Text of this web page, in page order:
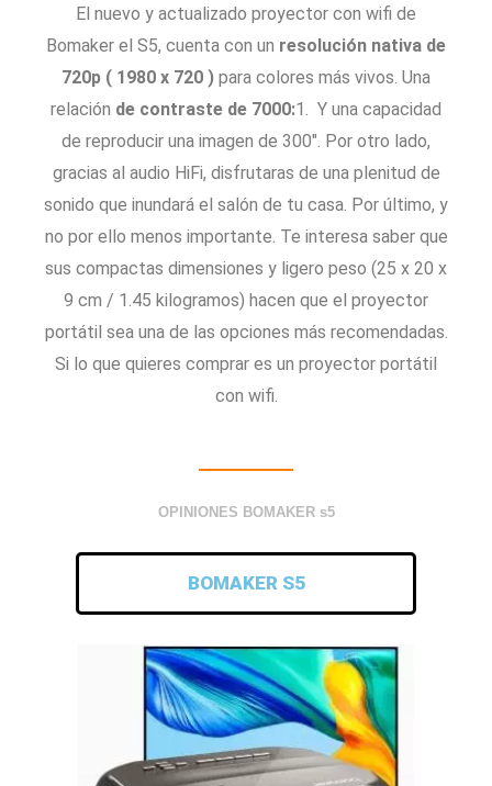
El nuevo y actualizado proyector con wifi de
Bomaker el S5, cuenta con un resolución nativa de
720p ( 1980 x 720 ) para colores más vivos. Una
relación de contraste de 7000:1. Y una capacidad
de reproducir una imagen de 300″. Por otro lado,
gracias al audio HiFi, disfrutaras de una plenitud de
sonido que inundará el salón de tu casa. Por último, y
no por ello menos importante. Te interesa saber que
sus compactas dimensiones y ligero peso (25 x 20 x
9 cm / 1.45 kilogramos) hacen que el proyector
portátil sea una de las opciones más recomendadas.
Si lo que quieres comprar es un proyector portátil
con wifi.
OPINIONES BOMAKER s5
BOMAKER S5